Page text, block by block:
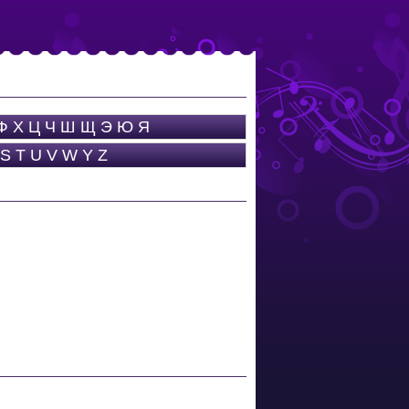
Х Ц Ч Ш Щ Э Ю Я
S T U V W Y Z